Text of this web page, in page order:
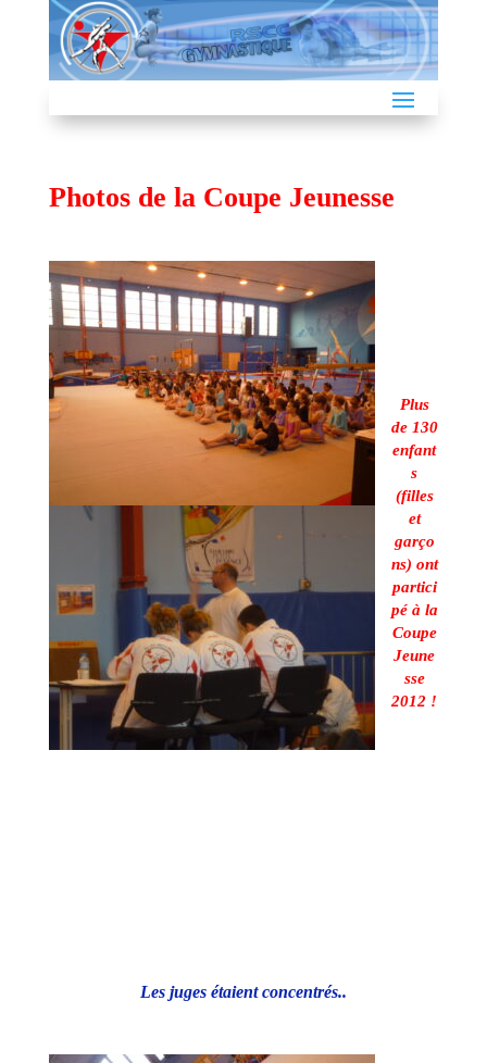
Photos de la Coupe Jeunesse
Plus
de 130
enfant
s
(filles
et
garço
ns) ont
partici
pé à la
Coupe
Jeune
sse
2012 !
Les juges étaient concentrés..